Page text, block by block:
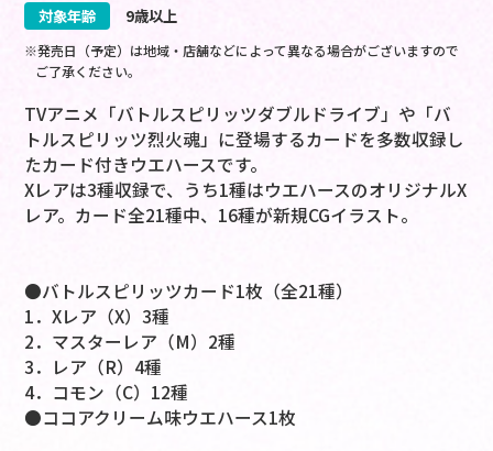
対象年齢
9歳以上
※発売日（予定）は地域・店舗などによって異なる場合がございますので
ご了承ください。
TVアニメ「バトルスピリッツダブルドライブ」や「バ
トルスピリッツ烈火魂」に登場するカードを多数収録し
たカード付きウエハースです。
Xレアは3種収録で、うち1種はウエハースのオリジナルX
レア。カード全21種中、16種が新規CGイラスト。
●バトルスピリッツカード1枚（全21種）
1．Xレア（X）3種
2．マスターレア（M）2種
3．レア（R）4種
4．コモン（C）12種
●ココアクリーム味ウエハース1枚